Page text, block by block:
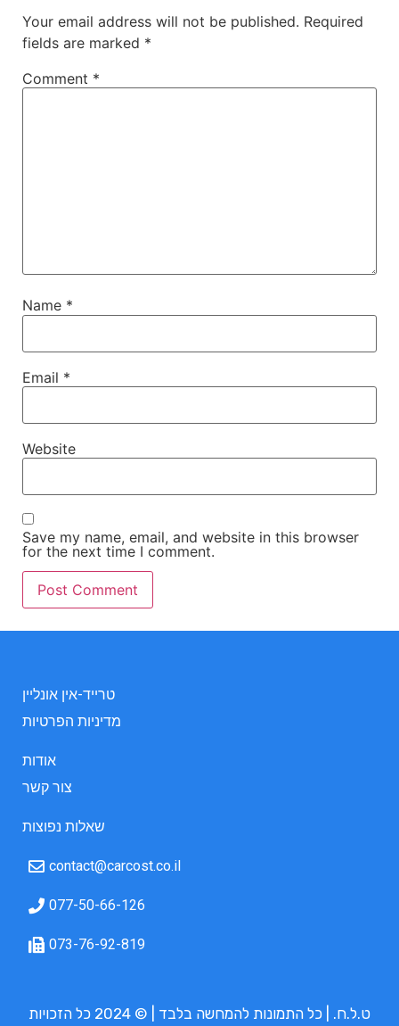
Your email address will not be published. Required
fields are marked *
Comment *
Name *
Email *
Website
Save my name, email, and website in this browser
for the next time I comment.
טרייד-אין אונליין
מדיניות הפרטיות
אודות
צור קשר
שאלות נפוצות
contact@carcost.co.il
077-50-66-126
073-76-92-819
ט.ל.ח. | כל התמונות להמחשה בלבד | © 2024 כל הזכויות